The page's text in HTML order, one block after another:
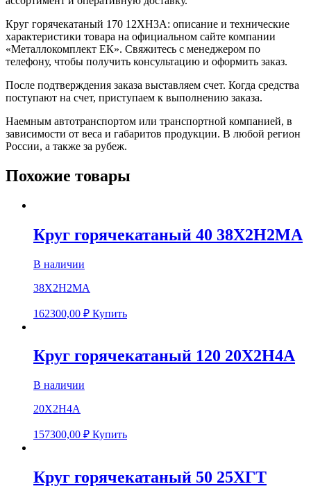
Круг горячекатаный 170 12ХН3А: описание и технические
характеристики товара на официальном сайте компании
«Металлокомплект ЕК». Свяжитесь с менеджером по
телефону, чтобы получить консультацию и оформить заказ.
После подтверждения заказа выставляем счет. Когда средства
поступают на счет, приступаем к выполнению заказа.
Наемным автотранспортом или транспортной компанией, в
зависимости от веса и габаритов продукции. В любой регион
России, а также за рубеж.
Похожие товары
Круг горячекатаный 40 38Х2Н2МА
В наличии
38Х2Н2МА
162300,00 ₽ Купить
Круг горячекатаный 120 20Х2Н4А
В наличии
20Х2Н4А
157300,00 ₽ Купить
Круг горячекатаный 50 25ХГТ